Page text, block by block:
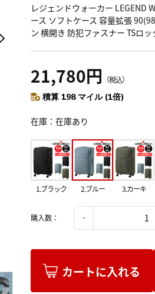
レジェンドウォーカー LEGEND
ース ソフトケース 容量拡張
ン 横開き 防犯ファスナー TSロ
21,780円 （税込）
積算 198 マイル (1倍)
在庫 在庫あり
1.ブラック 2.ブルー 3.カーキ
購入数：
カートに入れる